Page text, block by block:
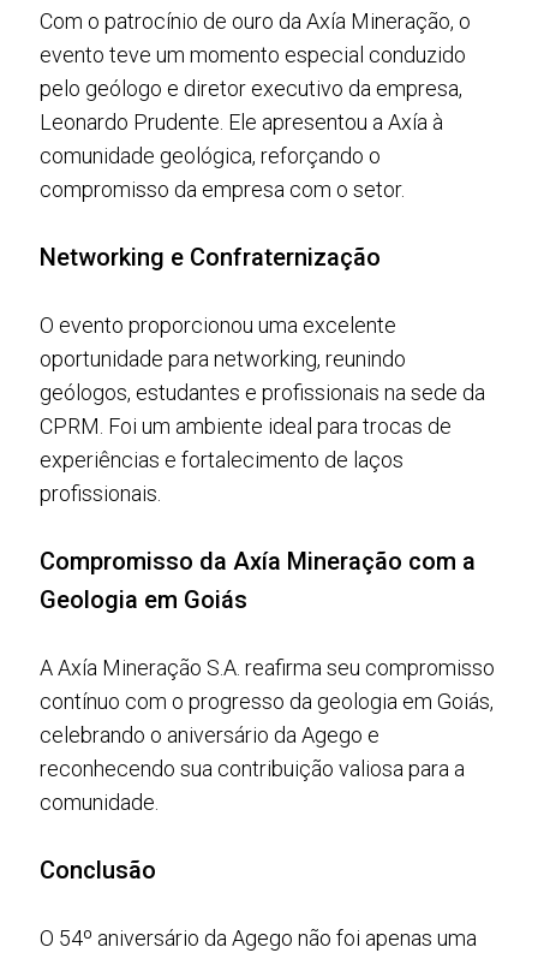
Com o patrocínio de ouro da Axía Mineração, o
evento teve um momento especial conduzido
pelo geólogo e diretor executivo da empresa,
Leonardo Prudente. Ele apresentou a Axía à
comunidade geológica, reforçando o
compromisso da empresa com o setor.
Networking e Confraternização
O evento proporcionou uma excelente
oportunidade para networking, reunindo
geólogos, estudantes e profissionais na sede da
CPRM. Foi um ambiente ideal para trocas de
experiências e fortalecimento de laços
profissionais.
Compromisso da Axía Mineração com a
Geologia em Goiás
A Axía Mineração S.A. reafirma seu compromisso
contínuo com o progresso da geologia em Goiás,
celebrando o aniversário da Agego e
reconhecendo sua contribuição valiosa para a
comunidade.
Conclusão
O 54º aniversário da Agego não foi apenas uma